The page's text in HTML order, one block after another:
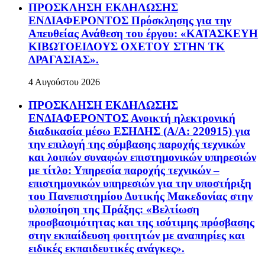
ΠΡΟΣΚΛΗΣΗ ΕΚΔΗΛΩΣΗΣ
ΕΝΔΙΑΦΕΡΟΝΤΟΣ Πρόσκλησης για την
Απευθείας Ανάθεση του έργου: «ΚΑΤΑΣΚΕΥΗ
ΚΙΒΩΤΟΕΙΔΟΥΣ ΟΧΕΤΟΥ ΣΤΗΝ ΤΚ
ΔΡΑΓΑΣΙΑΣ».
4 Αυγούστου 2026
ΠΡΟΣΚΛΗΣΗ ΕΚΔΗΛΩΣΗΣ
ΕΝΔΙΑΦΕΡΟΝΤΟΣ Ανοικτή ηλεκτρονική
διαδικασία μέσω ΕΣΗΔΗΣ (Α/Α: 220915) για
την επιλογή της σύμβασης παροχής τεχνικών
και λοιπών συναφών επιστημονικών υπηρεσιών
με τίτλο: Υπηρεσία παροχής τεχνικών –
επιστημονικών υπηρεσιών για την υποστήριξη
του Πανεπιστημίου Δυτικής Μακεδονίας στην
υλοποίηση της Πράξης: «Βελτίωση
προσβασιμότητας και της ισότιμης πρόσβασης
στην εκπαίδευση φοιτητών με αναπηρίες και
ειδικές εκπαιδευτικές ανάγκες».